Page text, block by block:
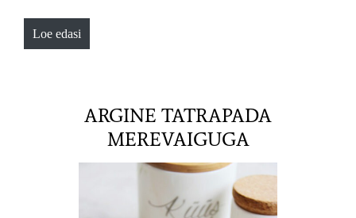
Loe edasi
ARGINE TATRAPADA
MEREVAIGUGA